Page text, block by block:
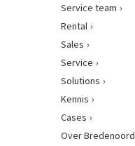
Service team
Rental
Sales
Service
Solutions
Kennis
Cases
Over Bredenoord